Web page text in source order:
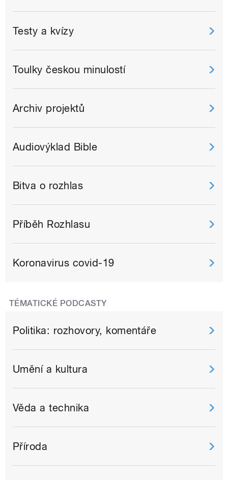
Testy a kvízy
Toulky českou minulostí
Archiv projektů
Audiovýklad Bible
Bitva o rozhlas
Příběh Rozhlasu
Koronavirus covid-19
TÉMATICKÉ PODCASTY
Politika: rozhovory, komentáře
Umění a kultura
Věda a technika
Příroda